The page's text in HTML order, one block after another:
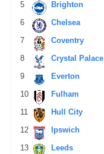
5 Brighton
6
Chelsea
7
Coventry
8
Crystal Palace
9
Everton
10
Fulham
11
Hull City
12
Ipswich
13
Leeds